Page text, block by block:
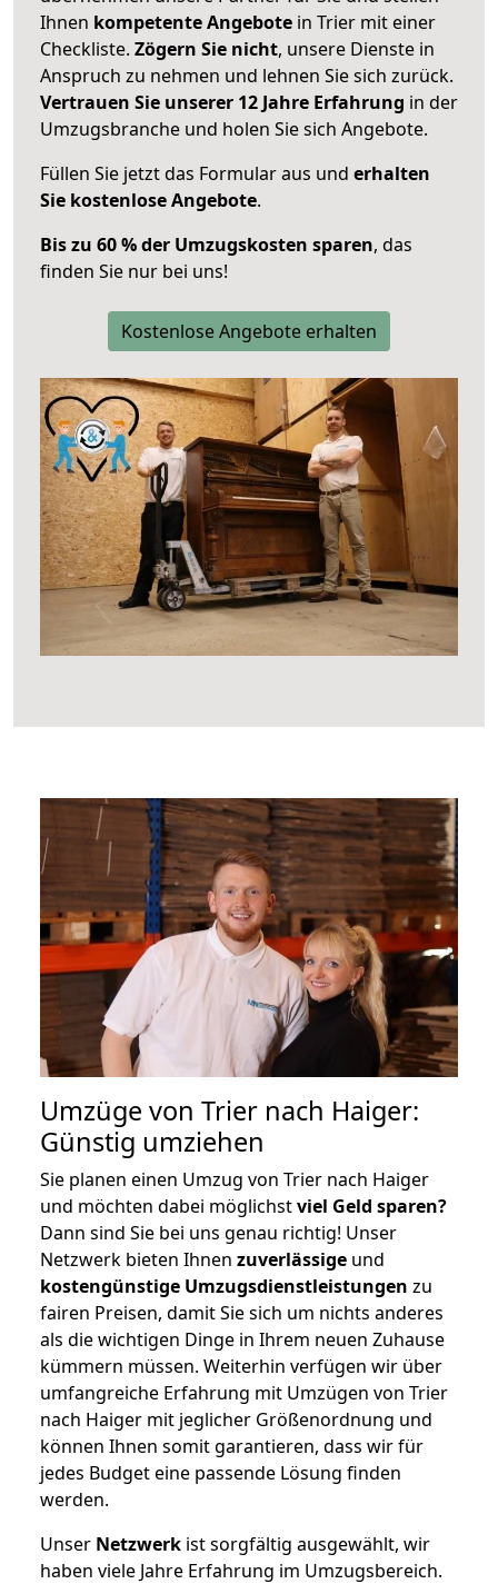
Ihnen kompetente Angebote in Trier mit einer
Checkliste. Zögern Sie nicht, unsere Dienste in
Anspruch zu nehmen und lehnen Sie sich zurück.
Vertrauen Sie unserer 12 Jahre Erfahrung in der
Umzugsbranche und holen Sie sich Angebote.
Füllen Sie jetzt das Formular aus und erhalten
Sie kostenlose Angebote.
Bis zu 60 % der Umzugskosten sparen, das
finden Sie nur bei uns!
Kostenlose Angebote erhalten
Umzüge von Trier nach Haiger:
Günstig umziehen
Sie planen einen Umzug von Trier nach Haiger
und möchten dabei möglichstviel Geld sparen?
Dann sind Sie bei uns genau richtig! Unser
Netzwerk bieten Ihnen zuverlässige und
kostengünstige Umzugsdienstleistungen zu
fairen Preisen, damit Sie sich um nichts anderes
als die wichtigen Dinge in Ihrem neuen Zuhause
kümmern müssen. Weiterhin verfügen wir über
umfangreiche Erfahrung mit Umzügen von Trier
nach Haiger mit jeglicher Größenordnung und
können Ihnen somit garantieren, dass wir für
jedes Budget eine passende Lösung finden
werden.
Unser Netzwerk ist sorgfältig ausgewählt, wir
haben viele Jahre Erfahrung im Umzugsbereich.